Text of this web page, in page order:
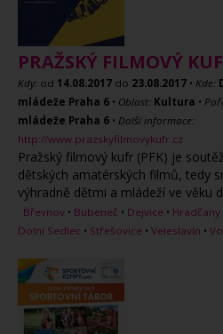
PRAŽSKÝ FILMOVÝ
Kdy: od 14.08.2017 do 23.08.2017 • Kde:
mládeže Praha 6 • Oblast: Kultura •
mládeže Praha 6 • Další informace:
http://www.prazskyfilmovykufr.cz
Pražský filmový kufr (PFK) je
dětských amatérských filmů, tedy
výhradně dětmi a mládeží ve věku
Břevnov • Bubeneč • Dejvice • Hradčany
Dolní Sedlec • Střešovice • Veleslavín •